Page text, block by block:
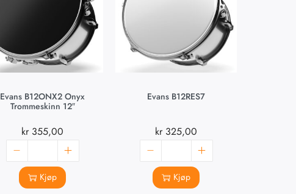
Evans B12ONX2 Onyx
Trommeskinn 12″
kr355,00
Kjøp
Evans B12RES7
kr325,00
Kjøp